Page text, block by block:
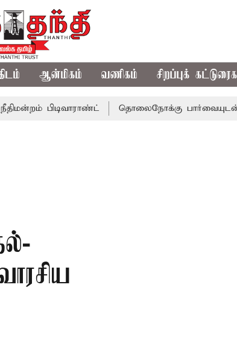
ஆன்மிகம் வணிகம் சிறப்புக்
தொலைநோக்கு பார்வையுடன் கூடிய